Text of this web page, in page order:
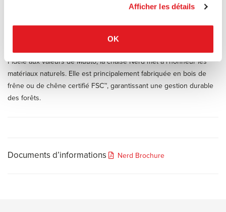
Afficher les détails
OK
Elle invite à de longs moments de partage autour d'une table sans
jamais négliger le bien-être postural.
Fidèle aux valeurs de Muuto, la chaise Nerd met à l'honneur les
matériaux naturels. Elle est principalement fabriquée en bois de
frêne ou de chêne certifié FSC™, garantissant une gestion durable
des forêts.
Documents d’informations Nerd Brochure